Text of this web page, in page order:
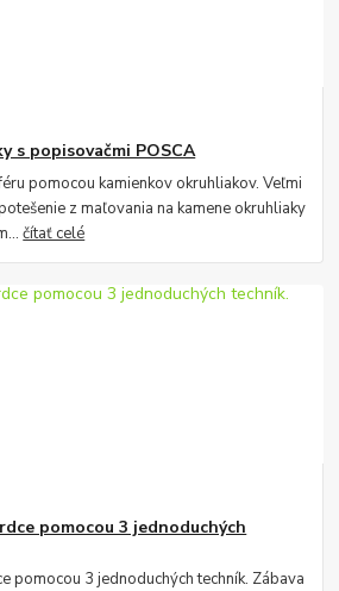
s popisovačmi POSCA
pomocou kamienkov okruhliakov. Veľmi
z maľovania na kamene okruhliaky
čítať celé
pomocou 3 jednoduchých
pomocou 3 jednoduchých techník. Zábava